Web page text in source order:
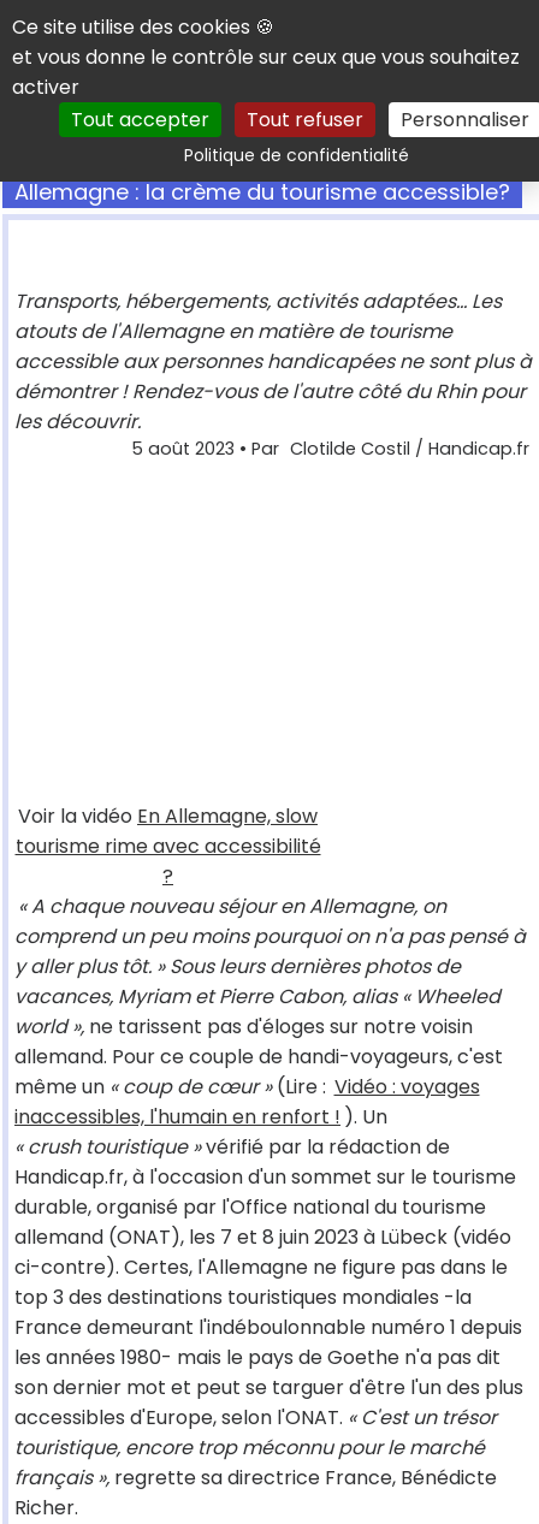
Panneau de gestion des cookies
Ce site utilise des cookies 🍪
et vous donne le contrôle sur ceux que vous souhaitez
activer
Tout accepter
Tout refuser Personnaliser
Politique de confidentialitéRechercher
Allemagne : la crème du tourisme accessible?
Transports, hébergements, activités adaptées... Les
atouts de l'Allemagne en matière de tourisme
accessible aux personnes handicapées ne sont plus à
démontrer ! Rendez-vous de l'autre côté du Rhin pour
les découvrir.
5 août 2023 • Par Clotilde Costil / Handicap.fr
Voir la vidéo En Allemagne, slow
tourisme rime avec accessibilité
?
« A chaque nouveau séjour en Allemagne, on
comprend un peu moins pourquoi on n'a pas pensé à
y aller plus tôt. » Sous leurs dernières photos de
vacances, Myriam et Pierre Cabon, alias « Wheeled
world », ne tarissent pas d'éloges sur notre voisin
allemand. Pour ce couple de handi-voyageurs, c'est
même un « coup de cœur »(Lire : Vidéo : voyages
inaccessibles, l'humain en renfort ! ). Un
« crush touristique »vérifié par la rédaction de
Handicap.fr, à l'occasion d'un sommet sur le tourisme
durable, organisé par l'Office national du tourisme
allemand (ONAT), les 7 et 8 juin 2023 à Lübeck (vidéo
ci-contre). Certes, l'Allemagne ne figure pas dans le
top 3 des destinations touristiques mondiales -la
France demeurant l'indéboulonnable numéro 1 depuis
les années 1980- mais le pays de Goethe n'a pas dit
son dernier mot et peut se targuer d'être l'un des plus
accessibles d'Europe, selon l'ONAT. « C'est un trésor
touristique, encore trop méconnu pour le marché
français », regrette sa directrice France, Bénédicte
Richer.